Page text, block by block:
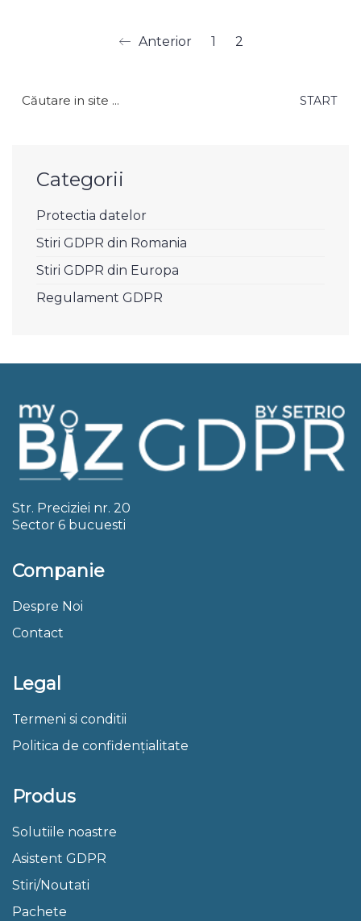
Anterior 1 2
după:
Categorii
Protectia datelor
Stiri GDPR din Romania
Stiri GDPR din Europa
Regulament GDPR
Str. Preciziei nr. 20
Sector 6 bucuesti
Companie
Despre Noi
Contact
Legal
Termeni si conditii
Politica de confidențialitate
Produs
Solutiile noastre
Asistent GDPR
Stiri/Noutati
Pachete